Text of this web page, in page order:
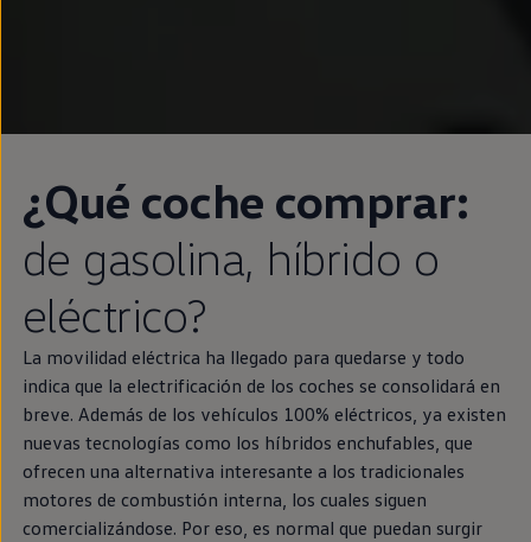
¿Qué coche comprar:
de gasolina, híbrido o
eléctrico?
La movilidad eléctrica ha llegado para quedarse y todo
indica que la electrificación de los coches se consolidará en
breve. Además de los vehículos 100% eléctricos , ya existen
nuevas tecnologías como los híbridos enchufables, que
ofrecen una alternativa interesante a los tradicionales
motores de combustión interna, los cuales siguen
comercializándose. Por eso, es normal que puedan surgir